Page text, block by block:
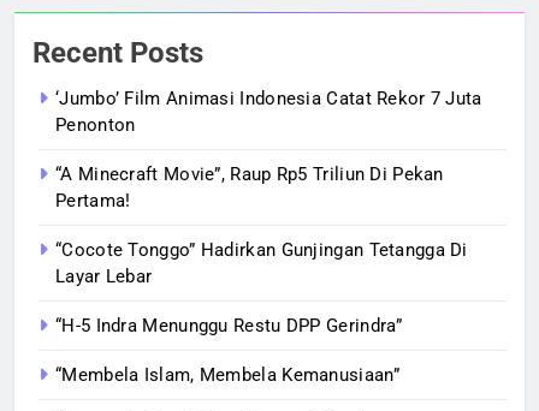
Recent Posts
‘Jumbo’ Film Animasi Indonesia Catat Rekor 7 Juta
Penonton
“A Minecraft Movie”, Raup Rp5 Triliun Di Pekan
Pertama!
“Cocote Tonggo” Hadirkan Gunjingan Tetangga Di
Layar Lebar
“H-5 Indra Menunggu Restu DPP Gerindra”
“Membela Islam, Membela Kemanusiaan”